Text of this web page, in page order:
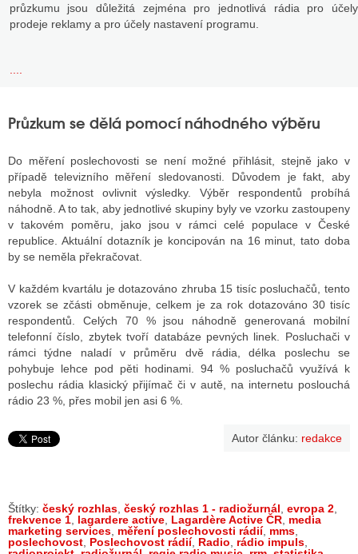
průzkumu jsou důležitá zejména pro jednotlivá rádia pro účely
prodeje reklamy a pro účely nastavení programu.
Průzkum se dělá pomocí náhodného výběru
Do měření poslechovosti se není možné přihlásit, stejně jako v
případě televizního měření sledovanosti. Důvodem je fakt, aby
nebyla možnost ovlivnit výsledky. Výběr respondentů probíhá
náhodně. A to tak, aby jednotlivé skupiny byly ve vzorku zastoupeny
v takovém poměru, jako jsou v rámci celé populace v České
republice. Aktuální dotazník je koncipován na 16 minut, tato doba
by se neměla překračovat.
V každém kvartálu je dotazováno zhruba 15 tisíc posluchačů, tento
vzorek se zčásti obměnuje, celkem je za rok dotazováno 30 tisíc
respondentů. Celých 70 % jsou náhodně generovaná mobilní
telefonní číslo, zbytek tvoří databáze pevných linek. Posluchači v
rámci týdne naladí v průměru dvě rádia, délka poslechu se
pohybuje lehce pod pěti hodinami. 94 % posluchačů využívá k
poslechu rádia klasický přijímač či v autě, na internetu poslouchá
rádio 23 %, přes mobil jen asi 6 %.
Autor článku: redakce
Štítky: český rozhlas český rozhlas 1 - radiožurnál evropa 2
frekvence 1 lagardere active Lagardère Active ČR media
marketing services měření poslechovosti rádií, mms
poslechovost Poslechovost rádií, Radio rádio impuls